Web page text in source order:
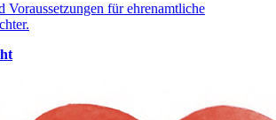
Voraussetzungen für ehrenamtliche